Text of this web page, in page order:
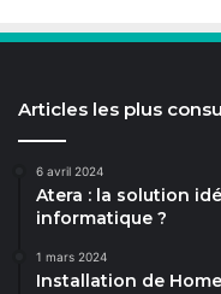
Articles les plus
6 avril 2024
Atera : la solution
informatique ?
1 mars 2024
Installation de